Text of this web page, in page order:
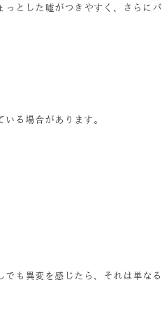
とした嘘がつきやすく、さらにバ
る場合があります。
も異変を感じたら、それは単なる